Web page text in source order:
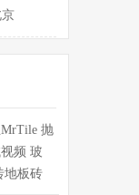
抛
频 玻
地板砖